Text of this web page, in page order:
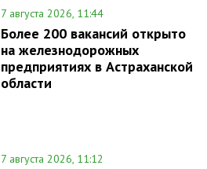
7 августа 2026, 11:44
Более 200 вакансий открыто
на железнодорожных
предприятиях в Астраханской
области
7 августа 2026, 11:12